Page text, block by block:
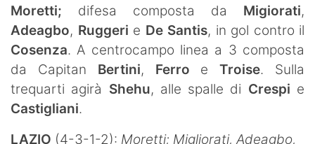
Moretti; difesa composta da Migiorati,
Adeagbo, Ruggeri e De Santis, in gol contro il
Cosenza. A centrocampo linea a 3 composta
da Capitan Bertini, Ferro eTroise. Sulla
trequarti agirà Shehu, alle spalle di Crespi e
Castigliani.
LAZIO (4-3-1-2): Moretti; Migliorati, Adeagbo,